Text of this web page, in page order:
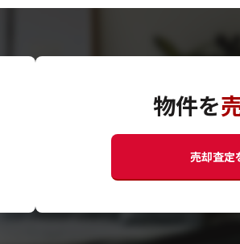
物件を
売却査定